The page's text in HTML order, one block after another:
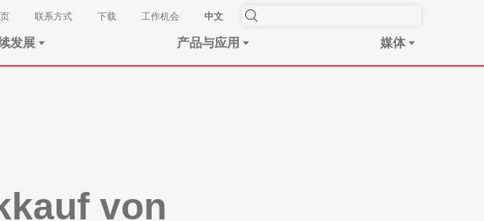
联系方式 下载 工作机会 中文
发展 产品与应用 媒体
von